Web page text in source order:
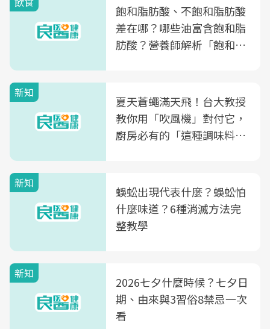
飽和脂肪酸、不飽和脂肪酸
差在哪？哪些油富含飽和脂
肪酸？營養師解析「飽和脂
新知
夏天蒼蠅滿天飛！台大教授
教你用「吹風機」對付它，
廚房必有的「這種調味料」
新知
蜈蚣出現代表什麼？蜈蚣怕
什麼味道？6種消滅方法完
整教學
新知
2026七夕什麼時候？七夕日
期、由來與3習俗8禁忌一次
看